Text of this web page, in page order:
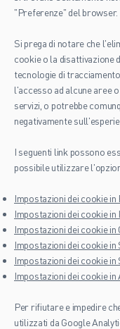
"Preferenze" del browser.
Si prega di notare che
cookie o la disattivazione
tecnologie di
l'accesso ad alcune aree
servizi, o potrebbe
negativamente
I seguenti link possono
possibile utilizzare
Impostazioni dei cookie
Impostazioni dei cookie
Impostazioni dei cookie
Impostazioni dei cookie in
Impostazioni dei cookie in
Impostazioni dei cookie in
Per rifiutare e impedire
utilizzati da Google